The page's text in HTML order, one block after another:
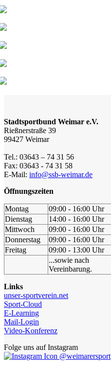
Stadtsportbund Weimar e.V.
Rießnerstraße 39
99427 Weimar
Tel.: 03643 – 74 31 56
Fax: 03643 - 74 31 58
E-Mail: info@ssb-weimar.de
Öffnungszeiten
Montag
09:00 - 16:00 Uhr
Dienstag
14:00 - 16:00 Uhr
Mittwoch
09:00 - 16:00 Uhr
Donnerstag
09:00 - 16:00 Uhr
Freitag
09:00 - 13:00 Uhr
...sowie nach
Vereinbarung.
Links
unser-sportverein.net
Sport-Cloud
E-Learning
Mail-Login
Video-Konferenz
Folge uns auf Instagram
@weimarersport